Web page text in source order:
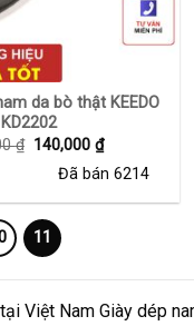
da bò thật KEEDO
KD2202
₫ Giá
140,000₫Giá
hiện
tại
140,000 ₫.
Đã bán 6214
11
Việt Nam Giày dép